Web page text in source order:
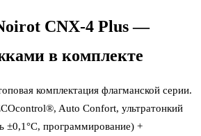
CNX-4 Plus —
в комплекте
комплектация флагманской серии.
Auto Confort, ультратонкий
±0,1°C, программирование) +